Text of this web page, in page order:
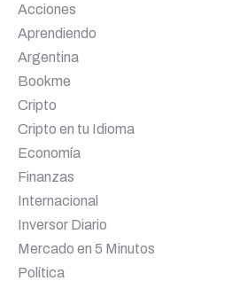
Acciones
Aprendiendo
Argentina
Bookme
Cripto
Cripto en tu Idioma
Economía
Finanzas
Internacional
Inversor Diario
Mercado en 5 Minutos
Política